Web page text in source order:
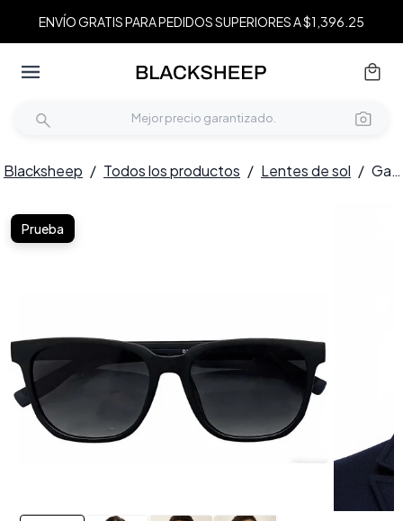
ENVÍO GRATIS PARA PEDIDOS SUPERIORES A $1,396.25
Blacksheep / Todos los productos / Lentes de sol / Gafas de sol rectangulares TR90 negras #BS0824-0211
Prueba